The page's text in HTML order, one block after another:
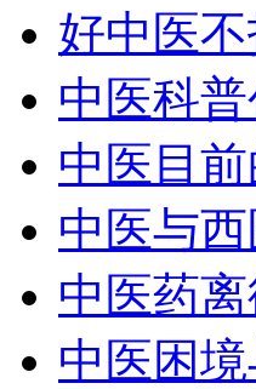
好中医
中医科
中医目
中医与
中医药
中医困